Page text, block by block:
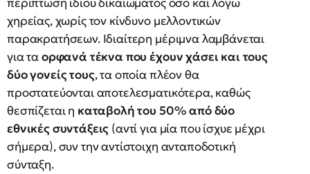
χηρείας, χωρίς τον κίνδυνο μελλοντικών
παρακρατήσεων. Ιδιαίτερη μέριμνα λαμβάνεται
για ταορφανά τέκνα που έχουν χάσει και τους
δύο γονείς τους, τα οποία πλέον θα
προστατεύονται αποτελεσματικότερα, καθώς
θεσπίζεται η καταβολή του 50% από δύο
εθνικές συντάξεις (αντί για μία που ίσχυε μέχρι
σήμερα), συν την αντίστοιχη ανταποδοτική
σύνταξη.